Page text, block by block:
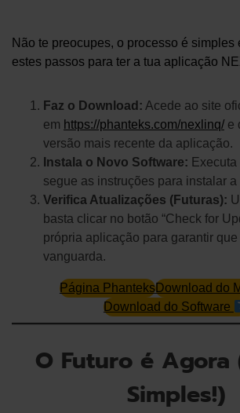
Não te preocupes, o processo é simples
estes passos para ter a tua aplicação
Faz o Download: Acede ao site
em https://phanteks.com/nexlinq/ e
versão mais recente da aplicação.
Instala o Novo Software:
segue as instruções para instalar
Verifica Atualizações (Futuras):
basta clicar no botão “Check for
própria aplicação para garantir
vanguarda.
Página PhanteksDownload do
Download do Software
O Futuro é Agora
Simples!)